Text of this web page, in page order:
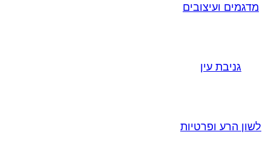
מדגמים ועיצובים
גניבת עין
לשון הרע ופרטיות